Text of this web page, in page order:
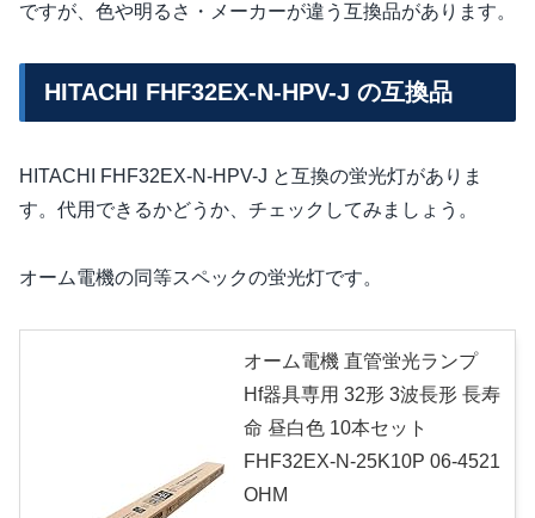
ですが、色や明るさ・メーカーが違う互換品があります。
HITACHI FHF32EX-N-HPV-J の互換品
HITACHI FHF32EX-N-HPV-J と互換の蛍光灯がありま
す。代用できるかどうか、チェックしてみましょう。
オーム電機の同等スペックの蛍光灯です。
オーム電機 直管蛍光ランプ
Hf器具専用 32形 3波長形 長寿
命 昼白色 10本セット
FHF32EX-N-25K10P 06-4521
OHM